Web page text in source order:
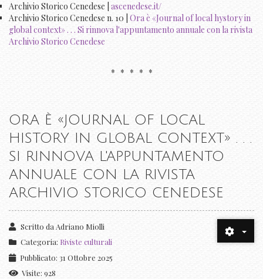
Archivio Storico Cenedese | ascenedese.it/
Archivio Storico Cenedese n. 10 | Ora è «Journal of local hystory in
global context» . . . Si rinnova l'appuntamento annuale con la rivista
Archivio Storico Cenedese
* * * * *
ORA È «JOURNAL OF LOCAL
HISTORY IN GLOBAL CONTEXT» . . .
SI RINNOVA L'APPUNTAMENTO
ANNUALE CON LA RIVISTA
ARCHIVIO STORICO CENEDESE
Scritto da Adriano Miolli
Categoria: Riviste culturali
Pubblicato: 31 Ottobre 2025
Visite: 928